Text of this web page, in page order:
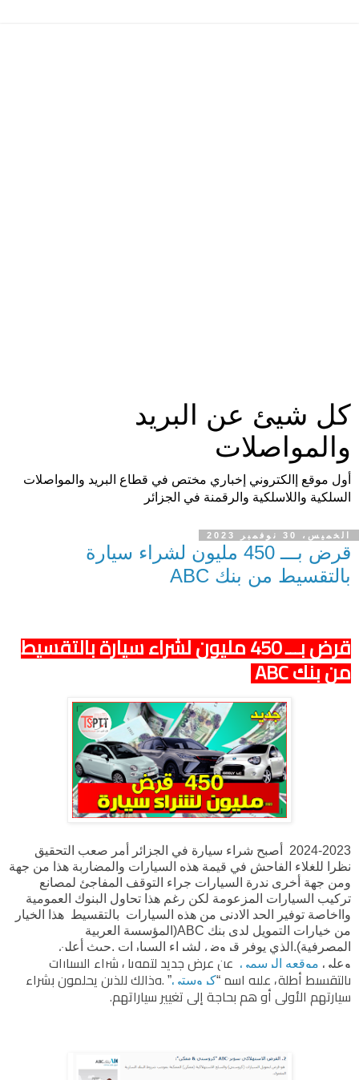
كل شيئ عن البريد
والمواصلات
أول موقع إالكتروني إخباري مختص في قطاع البريد والمواصلات
السلكية واللاسلكية والرقمنة في الجزائر
الخميس، 30 نوفمبر 2023
قرض بـــ 450 مليون لشراء سيارة
بالتقسيط من بنك ABC
قرض بـــ 450 مليون لشراء سيارة بالتقسيط
من بنك ABC
2024-2023 أصبح شراء سيارة في الجزائر أمر صعب التحقيق
نظرا للغلاء الفاحش في قيمة هذه السيارات والمضاربة هذا من جهة
ومن جهة أخرى ندرة السيارات جراء التوقف المفاجئ لمصانع
تركيب السيارات المزعومة لكن رغم هذا تحاول البنوك العمومية
وااخاصة توفير الحد الادنى من هذه السيارات بالتقسيط هذا الخيار
من خيارات التمويل لدى بنك ABC(المؤسسة العربية
المصرفية).الذي يوفر قروض لشراء السيارات .حيث أعلن
وعلى موقعه الرسمي عن عرض جديد لتمويل شراء السيارات
بالتقسيط أطلق عليه اسم “كروستي” .وذالك للذين يحلمون بشراء
سيارتهم الأولى أو هم بحاجة إلى تغيير سياراتهم.